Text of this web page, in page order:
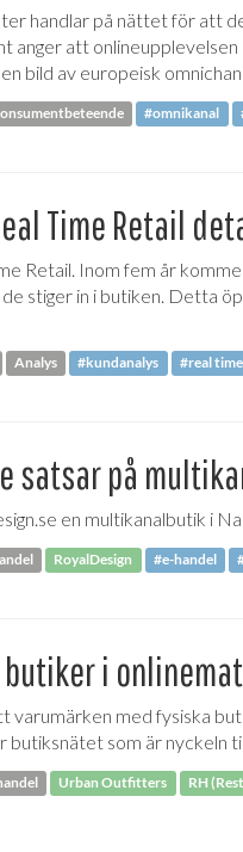
handlar på nättet för att
anger att
bild av europeisk
#omnikanal
Time Retail
Retail. Inom fem år
de stiger in i butiken. Detta
Analys #kundanalys #real
satsar på
en multikanalbutik i
RoyalDesign #e-handel
i
varumärken med fysiska
butiksnätet som är nyckeln
Urban Outfitters RH